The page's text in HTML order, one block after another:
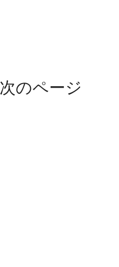
次のページ